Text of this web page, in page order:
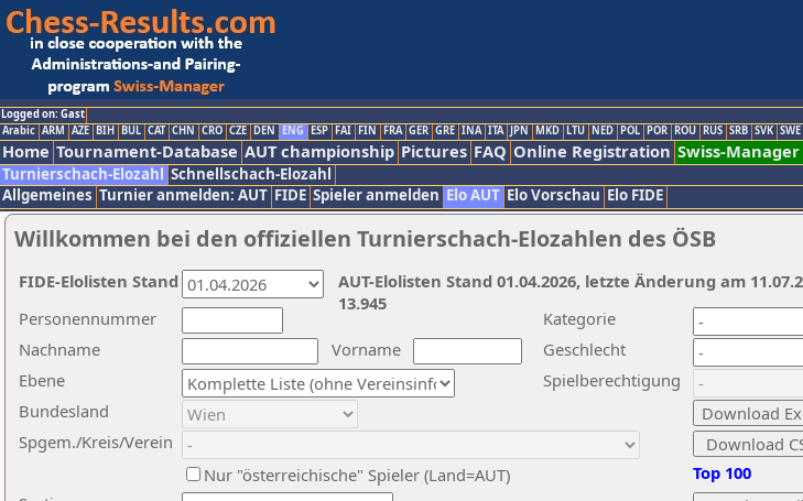
Logged on: Gast
Arabic ARM AZE BIH BUL CAT CHN CRO CZE DEN ENG ESP FAI FIN FRA GER GRE INA ITA JPN MKD LTU NED POL POR ROU RUS SRB SVK SWE
Home Tournament-Database AUT championship Pictures FAQ Online Registration Swiss-Manager
Turnierschach-Elozahl Schnellschach-Elozahl
Allgemeines Turnier anmelden: AUT FIDE Spieler anmelden Elo AUT Elo Vorschau Elo FIDE
Willkommen bei den offiziellen Turnierschach-Elozahlen des ÖSB
Nachname
Vorname
Ebene
Kategorie
Personennummer
Bundesland
Spgem./Kreis/Verein
Geschlecht
Nur "österreichische" Spieler (Land=AUT)
Spielberechtigung
Top 100
AUT-Elolisten Stand 01.04.2026, letzte Änderung am
13.945
FIDE-Elolisten Stand